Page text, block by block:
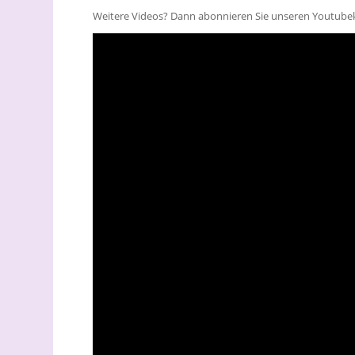
Weitere Videos? Dann abonnieren Sie unseren